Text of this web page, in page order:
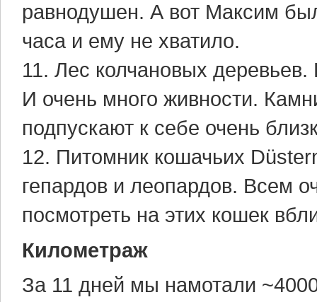
равнодушен. А вот Максим
часа и ему не хватило.
11. Лес колчановых
И очень много живности.
подпускают к себе очень
12. Питомник кошачьих
гепардов и леопардов. Всем
посмотреть на этих кошек
Километраж
За 11 дней мы намотали